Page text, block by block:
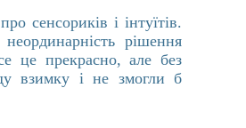
сенсориків і інтуїтів.
рішення
це прекрасно, але без
взимку і не змогли б